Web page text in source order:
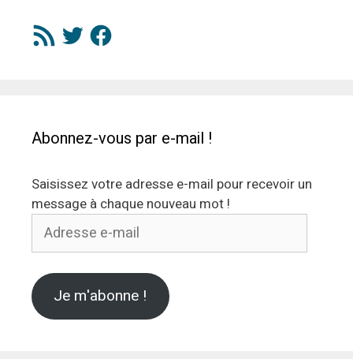
Flux
RSS
TwitterFacebook
Abonnez-vous par e-mail !
Saisissez votre adresse e-mail pour recevoir un
message à chaque nouveau mot !
Adresse
Je m'abonne !